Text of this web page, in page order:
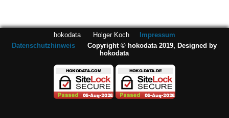
hokodata Holger Koch
Impressum
Datenschutzhinweis
Copyright © hokodata 2019, Designed by
hokodata